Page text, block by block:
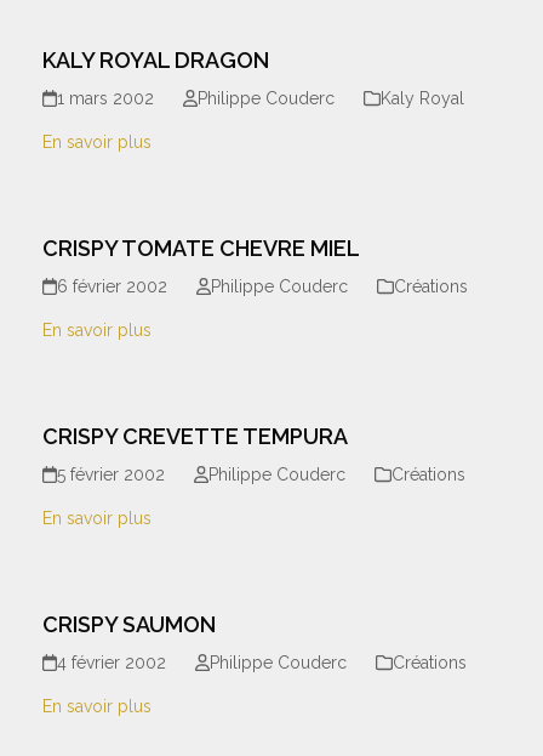
KALY ROYAL DRAGON
1 mars 2002 Philippe Couderc Kaly Royal
En savoir plus
CRISPY TOMATE CHEVRE MIEL
6 février 2002 Philippe Couderc Créations
En savoir plus
CRISPY CREVETTE TEMPURA
5 février 2002 Philippe Couderc Créations
En savoir plus
CRISPY SAUMON
4 février 2002 Philippe Couderc Créations
En savoir plus